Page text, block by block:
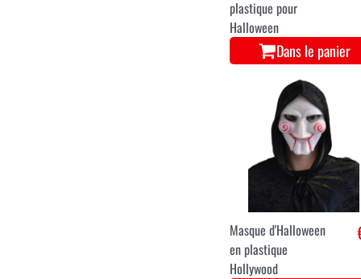
plastique pour
Halloween
Dans le panier
Masque d'Halloween
en plastique
Hollywood